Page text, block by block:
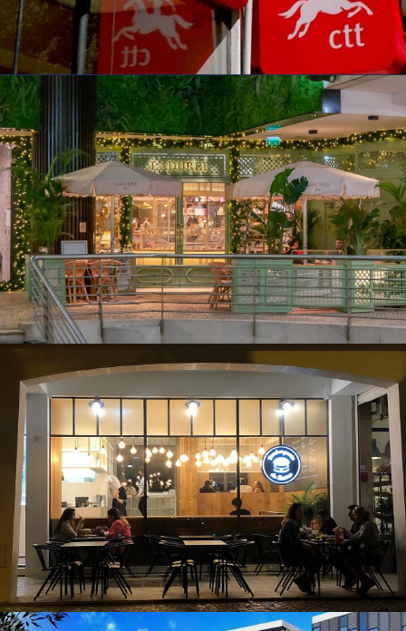
COMMERCE ET BUREAUX
Boutique Ladurée – Fórum
Tivoli
COMMERCE ET BUREAUX
Hamburgueria do bairro